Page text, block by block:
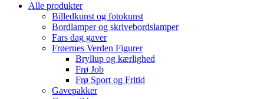
Alle produkter
Billedkunst og fotokunst
Bordlamper og skrivebordslamper
Fars dag gaver
Frøernes Verden Figurer
Bryllup og kærlighed
Frø Job
Frø Sport og Fritid
Gavepakker